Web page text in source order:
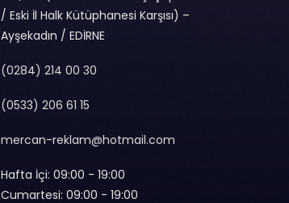
/ Eski İl Halk Kütüphanesi Karşısı) –
Ayşekadın / EDİRNE
(0284) 214 00 30
(0533) 206 61 15
mercan-reklam@hotmail.com
Hafta İçi: 09:00 - 19:00
Cumartesi: 09:00 - 19:00